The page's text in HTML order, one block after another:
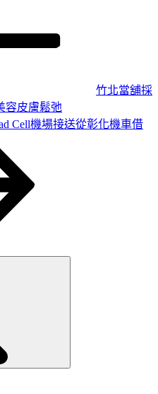
竹北當舖採
容皮膚鬆弛
Cell機場接送從彰化機車借